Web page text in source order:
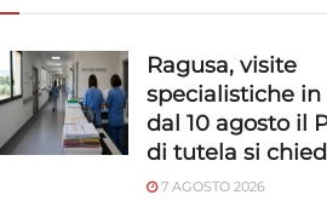
Ragusa, visite
specialistiche in
dal 10 agosto il
di tutela si
7 AGOSTO 2026